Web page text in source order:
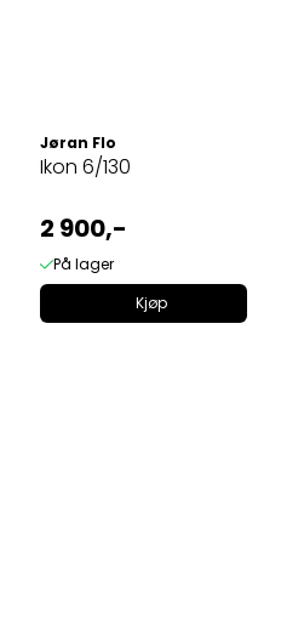
Jøran Flo
Ikon 6/130
2 900,-
På lager
Kjøp